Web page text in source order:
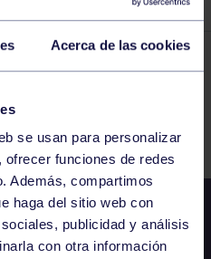
Acerca de las cookies
se usan para personalizar
funciones de redes
Además, compartimos
haga del sitio web con
publicidad y análisis
con otra información
12 MAR 2024